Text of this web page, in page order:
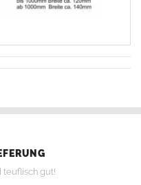
teuflisch gut!